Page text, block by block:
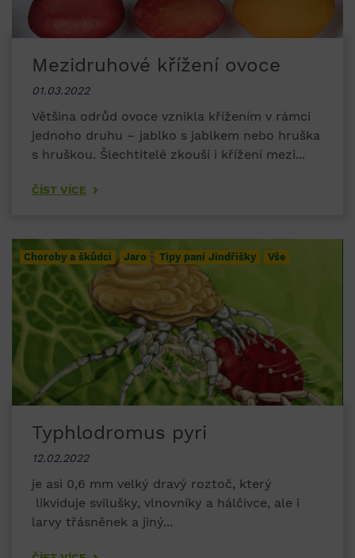
Mezidruhové křížení ovoce
01.03.2022
Většina odrůd ovoce vznikla křížením v rámci
jednoho druhu – jablko s jablkem nebo hruška
s hruškou. Šlechtitelé zkouší i křížení mezi...
ČÍST VÍCE
Choroby a škůdci Jaro Tipy paní Jindřišky Vše
Typhlodromus pyri
12.02.2022
je asi 0,6 mm velký dravý roztoč, který
likviduje svilušky, vlnovníky a hálčivce, ale i
larvy třásněnek a jiný...